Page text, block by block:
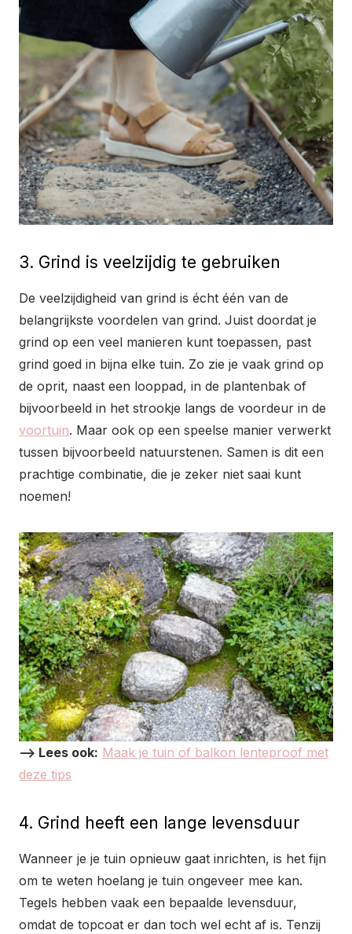
3. Grind is veelzijdig te gebruiken
De veelzijdigheid van grind is écht één van de
belangrijkste voordelen van grind. Juist doordat je
grind op een veel manieren kunt toepassen, past
grind goed in bijna elke tuin. Zo zie je vaak grind op
de oprit, naast een looppad, in de plantenbak of
bijvoorbeeld in het strookje langs de voordeur in de
voortuin. Maar ook op een speelse manier verwerkt
tussen bijvoorbeeld natuurstenen. Samen is dit een
prachtige combinatie, die je zeker niet saai kunt
noemen!
–> Lees ook: Maak je tuin of balkon lenteproof met
deze tips
4. Grind heeft een lange levensduur
Wanneer je je tuin opnieuw gaat inrichten, is het fijn
om te weten hoelang je tuin ongeveer mee kan.
Tegels hebben vaak een bepaalde levensduur,
omdat de topcoat er dan toch wel echt af is. Tenzij